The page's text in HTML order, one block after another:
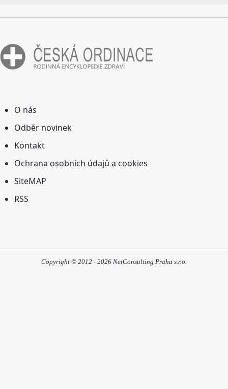
O nás
Odběr novinek
Kontakt
Ochrana osobních údajů a cookies
SiteMAP
RSS
Copyright © 2012 - 2026 NetConsulting Praha s.r.o.